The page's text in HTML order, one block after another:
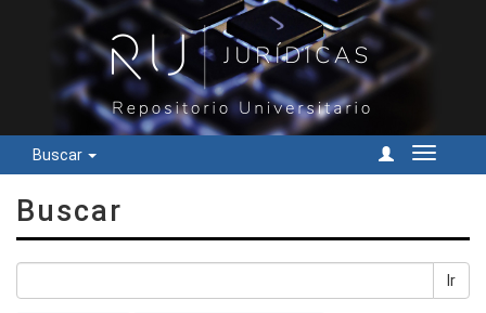
Buscar
Cambiar
Buscar
Ir